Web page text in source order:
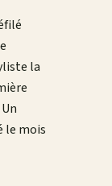
la
le mois